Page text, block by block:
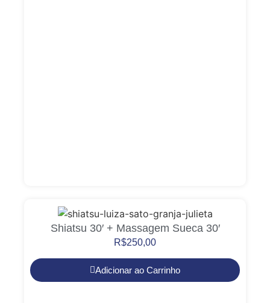
Shiatsu 30′ + Massagem Sueca 30′
R$250,00
Adicionar ao Carrinho